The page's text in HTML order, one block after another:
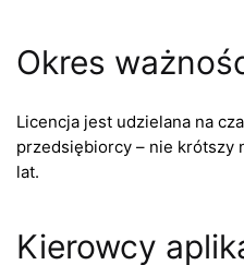
Okres
Licencja jest udzielana na
przedsiębiorcy – nie krótszy
lat.
Kierowcy